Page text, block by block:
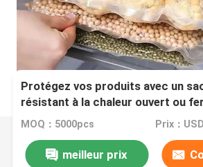
Protégez vos produits avec un
résistant à la chaleur ouvert ou
fermeture à glissière
MOQ：5000pcs
meilleur prix